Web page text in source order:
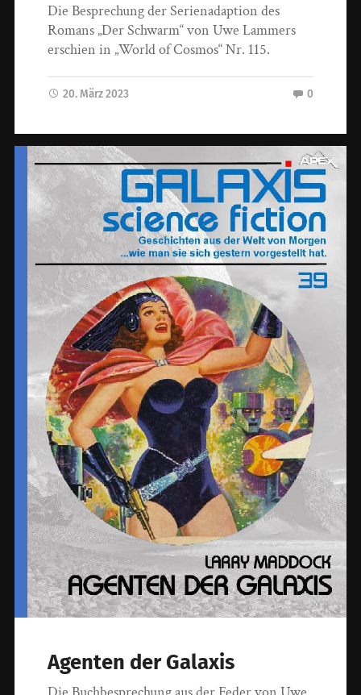
Die Besprechung der Serienadaption des
Romans „Der Schwarm“ von Uwe Lammers
erschien in „World of Cosmos“ Nr. 115.
20. März 2023 0
Agenten der Galaxis